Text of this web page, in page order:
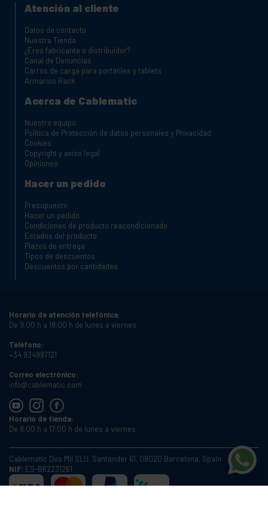
Atención al cliente
Datos de contacto
Nuestra Tienda
¿Eres fabricante o distribuidor?
Canal de Denuncias
Carros de carga para portátiles y tablets
Armarios Rack
Acerca de Cablematic
Nuestro equipo
Política de Protección de datos personales y Privacidad
Cookies
Copyright y aviso legal
Opiniones
Hacer un pedido
Presupuesto
Hacer un pedido
Condiciones de producto reacondicionado
Estados del producto
Plazos de entrega
Tipos de descuentos
Descuentos por cantidades
Horario de atención telefónica:
De 9:00 h a 18:00 h de lunes a viernes
Teléfono:
+34 934987121
Correo electrónico:
info@cablematic.com
Horario de tienda:
De 8:00 h a 17:00 h de lunes a viernes
Cablematic Dos Mil SLU, Santander 61, 08020 Barcelona, Spain
NIF: ES-B62231261